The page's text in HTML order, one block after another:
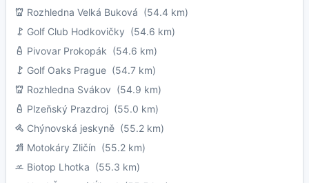
Rozhledna Velká Buková (54.4 km)
Golf Club Hodkovičky (54.6 km)
Pivovar Prokopák (54.6 km)
Golf Oaks Prague (54.7 km)
Rozhledna Svákov (54.9 km)
Plzeňský Prazdroj (55.0 km)
Chýnovská jeskyně (55.2 km)
Motokáry Zličín (55.2 km)
Biotop Lhotka (55.3 km)